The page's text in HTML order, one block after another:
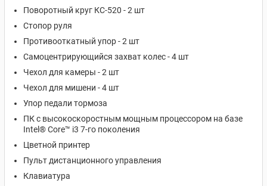
Поворотный круг КС-520 - 2 шт
Стопор руля
Противооткатный упор - 2 шт
Самоцентрирующийся захват колес - 4 шт
Чехол для камеры - 2 шт
Чехол для мишени - 4 шт
Упор педали тормоза
ПК с высокоскоростным мощным процессором на базе
Intel® Core™ i3 7-го поколения
Цветной принтер
Пульт дистанционного управления
Клавиатура